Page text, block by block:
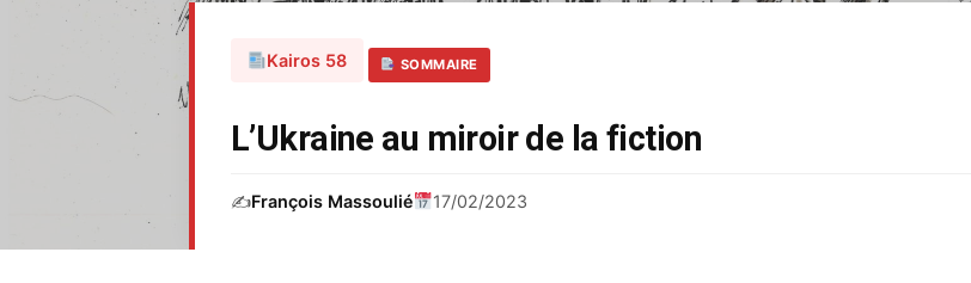
Kairos 58 SOMMAIRE
L’Ukraine au miroir de la fiction
✍️François Massoulié 17/02/2023